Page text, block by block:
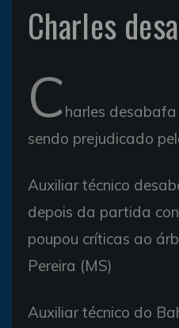
Charles
Charles
sendo prejudicado
Auxiliar técnico
depois da partida
poupou críticas ao
Pereira (MS)
Auxiliar técnico do